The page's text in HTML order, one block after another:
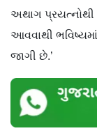
અથાગ
આવવાથી
જાગી છે.’